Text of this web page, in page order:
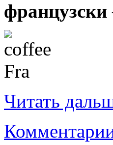
французски
Читать